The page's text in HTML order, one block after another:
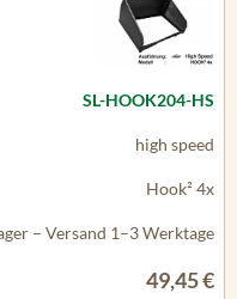
SL-HOOK204-HS
high speed
Hook² 4x
– Versand 1–3 Werktage
49,45 €